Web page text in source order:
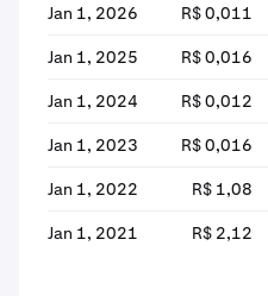
Jan 1, 2026 R$ 0,011
Jan 1, 2025 R$ 0,016
Jan 1, 2024 R$ 0,012
Jan 1, 2023 R$ 0,016
Jan 1, 2022 R$ 1,08
Jan 1, 2021 R$ 2,12